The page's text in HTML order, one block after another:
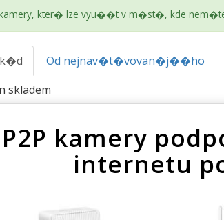
kamery, kter� lze vyu��t v m�st�, kde
Od nejnav�t�vovan�j��ho
skladem
P2P kamery
internetu